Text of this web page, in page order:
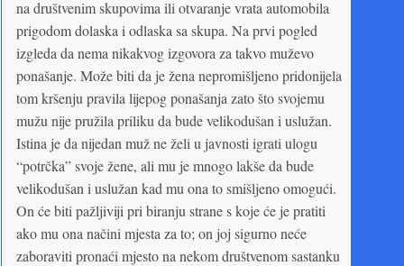
na društvenim skupovima ili otvaranje vrata automobila
prigodom dolaska i odlaska sa skupa. Na prvi pogled
izgleda da nema nikakvog izgovora za takvo muževo
ponašanje. Može biti da je žena nepromišljeno pridonijela
tom kršenju pravila lijepog ponašanja zato što svojemu
mužu nije pružila priliku da bude velikodušan i uslužan.
Istina je da nijedan muž ne želi u javnosti igrati ulogu
“potrčka” svoje žene, ali mu je mnogo lakše da bude
velikodušan i uslužan kad mu ona to smišljeno omogući.
On će biti pažljiviji pri biranju strane s koje će je pratiti
ako mu ona načini mjesta za to; on joj sigurno neće
zaboraviti pronaći mjesto na nekom društvenom sastanku